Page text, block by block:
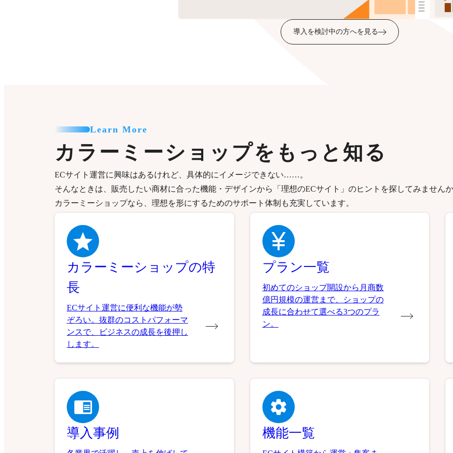
導入を検討中の方へを見る
Learn More
カラーミーショップをもっと知る
ECサイト運営に興味はあるけれど、具体的にイメージできない……。
そんなときは、販売したい商材に合った機能・デザインから「理想のECサイト」のヒントを探してみません
カラーミーショップなら、理想を形にするためのサポート体制も充実しています。
カラーミーショップの特
長
ECサイト運営に便利な機能が勢
ぞろい。抜群のコストパフォーマ
ンスで、ビジネスの成長を後押し
します。
プラン一覧
初めてのショップ開設から月商数
億円規模の運営まで、ショップの
成長に合わせて選べる3つのプラ
ン。
導入事例 機能一覧